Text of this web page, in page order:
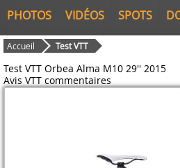
PHOTOS VIDÉOS SPOTS
Accueil Test VTT
Test VTT Orbea Alma M10 29'' 2015
Avis VTT commentaires